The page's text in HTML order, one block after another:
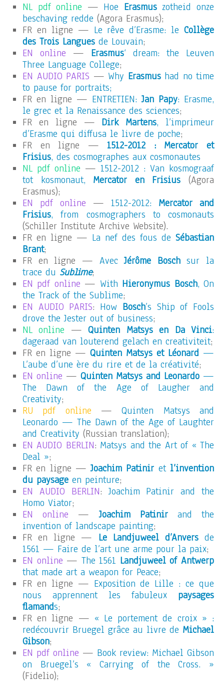
NL pdf online — Hoe Erasmuszotheid onze
beschaving redde (Agora Erasmus);
FR en ligne — Le rêve d’Erasme: le Collège
des Trois Langues de Louvain;
EN online — Erasmus‘ dream: the Leuven
Three Language College;
EN AUDIO PARIS — Why Erasmushad no time
to pause for portraits;
FR en ligne — ENTRETIEN:Jan Papy: Erasme,
le grec et la Renaissance des sciences;
FR en ligne — Dirk Martens, l’imprimeur
d’Erasme qui diffusa le livre de poche;
FR en ligne —1512-2012 : Mercator et
Frisius, des cosmographes aux cosmonautes
NL pdf online — 1512-2012 : Van kosmograaf
tot kosmonaut, Mercator en Frisius (Agora
Erasmus);
EN pdf online — 1512-2012: Mercator and
Frisius, from cosmographers to cosmonauts
(Schiller Institute Archive Website).
FR en ligne — La nef des fous de Sébastian
Brant;
FR en ligne — AvecJérôme Boschsur la
trace du Sublime;
EN pdf online — With Hieronymus Bosch, On
the Track of the Sublime;
EN AUDIO PARIS: How Bosch’s Ship of Fools
drove the Jester out of business;
NL online —Quinten Matsys en Da Vinci:
dageraad van louterend gelach en creativiteit;
FR en ligne — Quinten Matsys et Léonard —
L’aube d’une ère du rire et de la créativité;
EN online — Quinten Matsys and Leonardo —
The Dawn of the Age of Laugher and
Creativity;
RU pdf online —Quinten Matsys and
Leonardo — The Dawn of the Age of Laughter
and Creativity (Russian translation);
EN AUDIO BERLIN: Matsys and the Art of « The
Deal »;
FR en ligne —Joachim Patinir et l’invention
du paysage en peinture;
EN AUDIO BERLIN:Joachim Patinir and the
Homo Viator;
EN online —Joachim Patinirand the
invention of landscape painting;
FR en ligne — Le Landjuweel d’Anversde
1561 — Faire de l’art une arme pour la paix;
EN online — The 1561 Landjuweel of Antwerp
that made art a weapon for Peace;
FR en ligne — Exposition de Lille : ce que
nous apprennent les fabuleux paysages
flamands;
FR en ligne — « Le portement de croix » :
redécouvrir Bruegel grâce au livre de Michael
Gibson;
EN pdf online — Book review: Michael Gibson
on Bruegel’s « Carrying of the Cross. »
(Fidelio);